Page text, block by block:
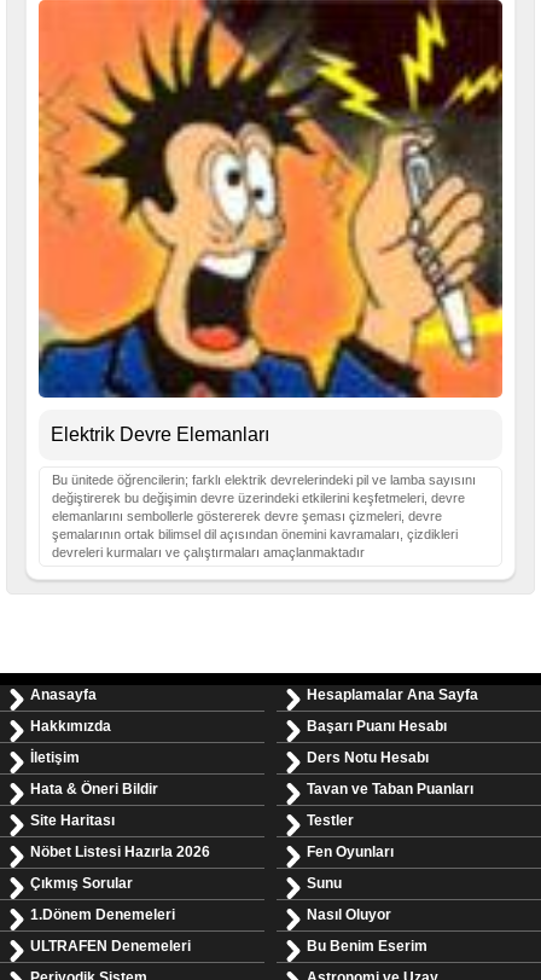
Elektrik Devre Elemanları
Bu ünitede öğrencilerin; farklı elektrik devrelerindeki pil ve lamba sayısını
değiştirerek bu değişimin devre üzerindeki etkilerini keşfetmeleri, devre
elemanlarını sembollerle göstererek devre şeması çizmeleri, devre
şemalarının ortak bilimsel dil açısından önemini kavramaları, çizdikleri
devreleri kurmaları ve çalıştırmaları amaçlanmaktadır
Anasayfa
Hakkımızda
İletişim
Hata & Öneri Bildir
Site Haritası
Nöbet Listesi Hazırla 2026
Çıkmış Sorular
1.Dönem Denemeleri
ULTRAFEN Denemeleri
Hesaplamalar Ana Sayfa
Başarı Puanı Hesabı
Ders Notu Hesabı
Tavan ve Taban Puanları
Testler
Fen Oyunları
Sunu
Nasıl Oluyor
Bu Benim Eserim